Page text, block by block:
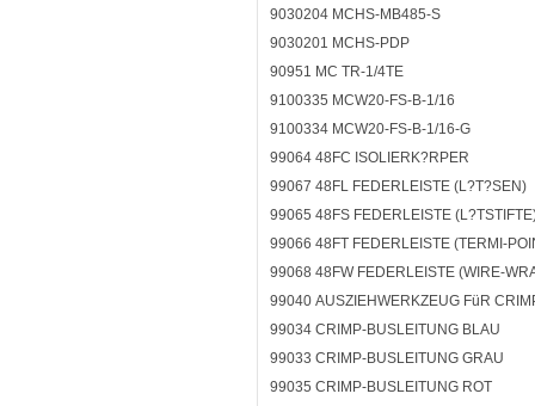
9030204 MCHS-MB485-S
9030201 MCHS-PDP
90951 MC TR-1/4TE
9100335 MCW20-FS-B-1/16
9100334 MCW20-FS-B-1/16-G
99064 48FC ISOLIERK?RPER
99067 48FL FEDERLEISTE (L?T?SEN)
99065 48FS FEDERLEISTE
99066 48FT FEDERLEISTE (TERMI-
99068 48FW FEDERLEISTE (WIRE-
99040 AUSZIEHWERKZEUG FüR
99034 CRIMP-BUSLEITUNG BLAU
99033 CRIMP-BUSLEITUNG GRAU
99035 CRIMP-BUSLEITUNG ROT